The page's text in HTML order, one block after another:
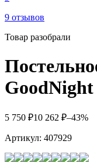
9 отзывов
Товар разобрали
5 750 ₽10 262 ₽–43%
Артикул: 407929